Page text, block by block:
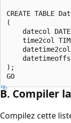
CREATE TABLE
(
datecol
time2col
);
B. Compiler
Compilez cette